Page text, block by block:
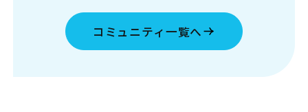
コミュニティ一覧へ